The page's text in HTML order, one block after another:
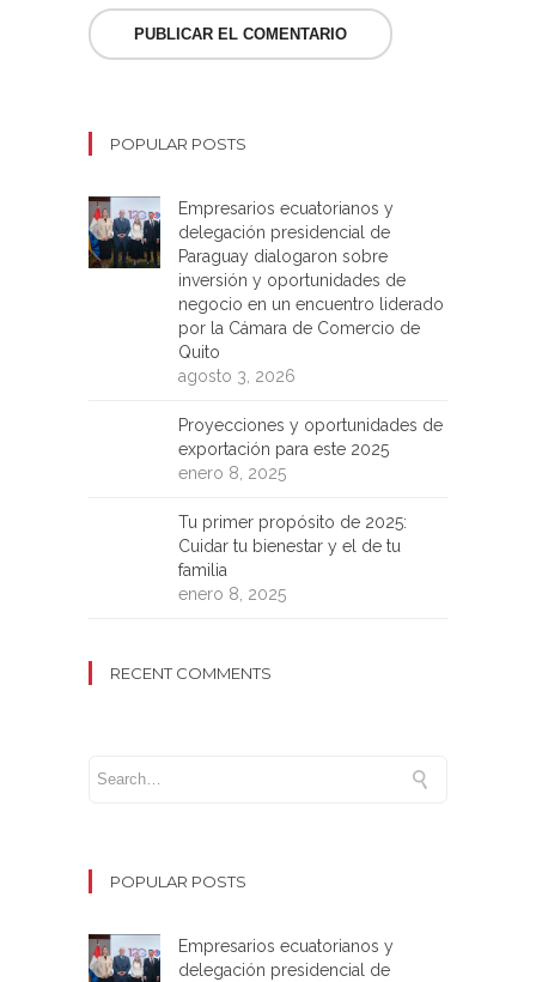
POPULAR POSTS
Empresarios ecuatorianos y
delegación presidencial de
Paraguay dialogaron sobre
inversión y oportunidades de
negocio en un encuentro liderado
por la Cámara de Comercio de
Quito
agosto 3, 2026
Proyecciones y oportunidades de
exportación para este 2025
enero 8, 2025
Tu primer propósito de 2025:
Cuidar tu bienestar y el de tu
familia
enero 8, 2025
RECENT COMMENTS
POPULAR POSTS
Empresarios ecuatorianos y
delegación presidencial de